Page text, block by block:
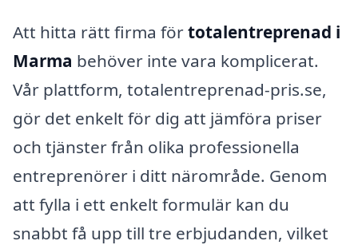
Att hitta rätt firma förtotalentreprenad i
Marma behöver inte vara komplicerat.
Vår plattform, totalentreprenad-pris.se,
gör det enkelt för dig att jämföra priser
och tjänster från olika professionella
entreprenörer i ditt närområde. Genom
att fylla i ett enkelt formulär kan du
snabbt få upp till tre erbjudanden, vilket